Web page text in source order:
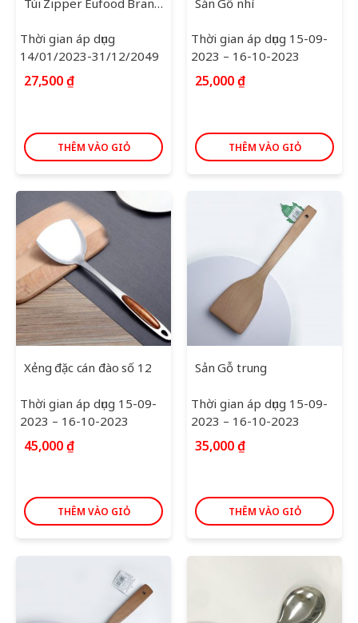
Thời gian áp dụng
14/01/2023-31/12/2049
27,500₫
THÊM VÀO GIỎ
Thời gian áp dụng 15-09-
2023 – 16-10-2023
25,000₫
THÊM VÀO GIỎ
Xẻng đặc cán đào số 12
Thời gian áp dụng 15-09-
2023 – 16-10-2023
45,000₫
THÊM VÀO GIỎ
Sản Gỗ trung
Thời gian áp dụng 15-09-
2023 – 16-10-2023
35,000₫
THÊM VÀO GIỎ